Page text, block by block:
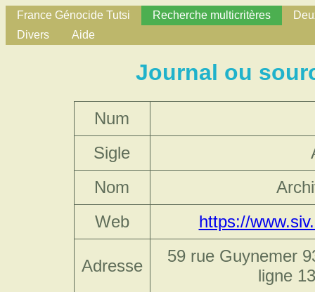
France Génocide Tutsi Recherche multicritères
Divers
Aide
Journal ou
Num
Sigle
Nom
Web
https://
Adresse
59 rue Guynemer
ligne